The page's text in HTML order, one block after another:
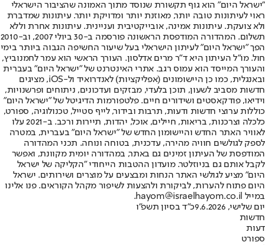
"ישראל היום" הוא גוף תקשורת שנוסד מתוך האמונה שהציבור הישראלי
ראוי לעיתונות טובה יותר, מאוזנת יותר ומדויקת יותר. עיתונות שמדברת
ולא צועקת. עיתונות אמינה, אובייקטיבית ועניינית. עיתונות אחרת וללא
תשלום. המהדורה המודפסת הראשונה פורסמה ב-30 ביולי 2007, וב-2010
הפך "ישראל היום" לעיתון הישראלי בעל שיעור החשיפה הגבוה ביותר בימי
חול. מו"ל העיתון היא ד"ר מרים אדלסון. העורך הראשי הוא עמר לחמנוביץ,
והעורך המייסד הוא עמוס רגב. אתרי האינטרנט של "ישראל היום" בעברית
ובאנגלית, כמו כן היישומונים (אפליקציות) לאנדרואיד ול-iOS, מציגים
חדשות מסביב לשעון, תוכן בלעדי, מבזקים ועדכונים, ניתוחים ופרשנויות,
וידיאו, פודקאסטים ושידורים חיים. פלטפורמות הדיגיטל של "ישראל היום"
כוללות ערוצי חדשות ודעות, תרבות ובידור, לייף סטייל, טכנולוגיה, ספורט,
כלכלה וצרכנות, בריאות, חיילים, אוכל, יהדות, תיירות ורכב. ב-2021 עלו
לאוויר האתר החדש והיישומון החדש של "ישראל היום" בעברית, במטרה
לספק לגולשים חוויה מהירה, עדכנית, בטוחה ונוחה. תכני המהדורה
המודפסת של העיתון זמינים גם באתר, במהדורה יומית מקוונת, ואפשר
לקבל אותם גם בניוזלטר. מועדון ההטבות הייחודי "הקליקה של ישראל
היום" מציע לגולשי האתר הנחות ומבצעים על מוצרים ושירותים. ישראל
היום פתוח להערות, לביקורת ולהצעות לשיפור מקהל הקוראים. פנו אלינו
במייל hayom@israelhayom.co.il.
יום שלישי, 9.6.2026
כ"ד בסיון תשפ"ו
חדשות
דעות
ספורט